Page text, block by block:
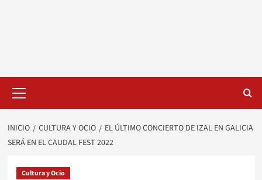
principal
INICIO CULTURA Y OCIO
EL ÚLTIMO CONCIERTO DE IZAL EN GALICIA
SERÁ EN EL CAUDAL FEST 2022
Cultura y Ocio